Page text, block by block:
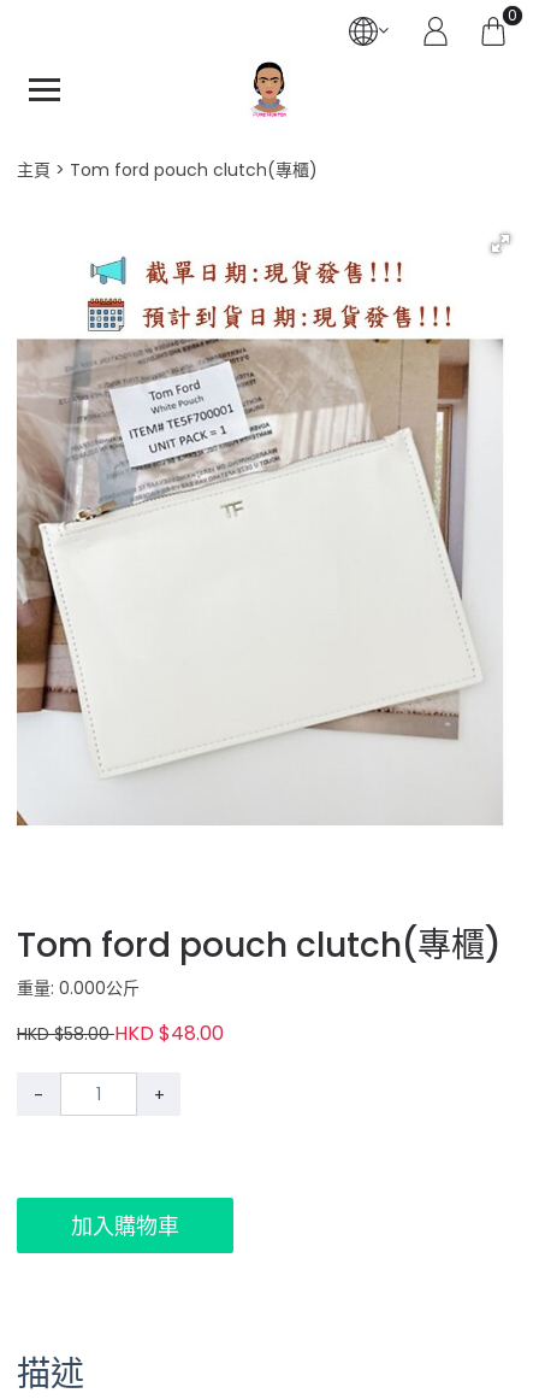
0
主頁 Tom ford pouch clutch(專櫃)
Tom ford pouch clutch(專櫃)
重量: 0.000公斤
HKD $58.00HKD $48.00
- +
加入購物車
描述